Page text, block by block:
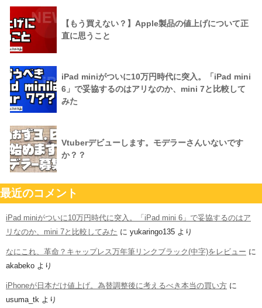
【もう買えない？】Apple製品の値上げについて正
直に思うこと
iPad miniがついに10万円時代に突入。「iPad mini
6」で妥協するのはアリなのか、mini 7と比較して
みた
Vtuberデビューします。モデラーさんいないです
か？？
最近のコメント
iPad miniがついに10万円時代に突入。「iPad mini 6」で妥協するのはア
リなのか、mini 7と比較してみた に yukaringo135 より
なにこれ、革命？キャップレス万年筆リンクブラック(中字)をレビュー に
akabeko より
iPhoneが日本だけ値上げ。為替調整後に考えるべき本当の買い方 に
usuma_tk より